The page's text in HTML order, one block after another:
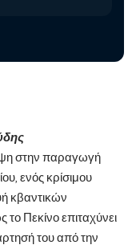
στην παραγωγή
ενός κρίσιμου
κβαντικών
Πεκίνο επιταχύνει
του από την